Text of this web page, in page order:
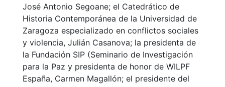
José Antonio Segoane; el Catedrático de
Historia Contemporánea de la Universidad de
Zaragoza especializado en conflictos sociales
y violencia, Julián Casanova; la presidenta de
la Fundación SIP (Seminario de Investigación
para la Paz y presidenta de honor de WILPF
España, Carmen Magallón; el presidente del